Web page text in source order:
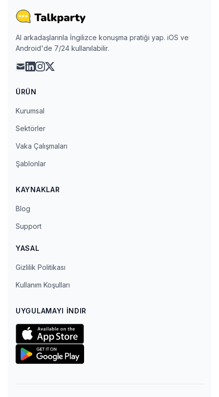
AI arkadaşlarınla İngilizce konuşma pratiği yap. iOS ve
Android'de 7/24 kullanılabilir.
maillinkedin
instagram
x
ÜRÜN
Kurumsal
Sektörler
Vaka Çalışmaları
Şablonlar
KAYNAKLAR
Blog
Support
YASAL
Gizlilik Politikası
Kullanım Koşulları
UYGULAMAYI İNDIR